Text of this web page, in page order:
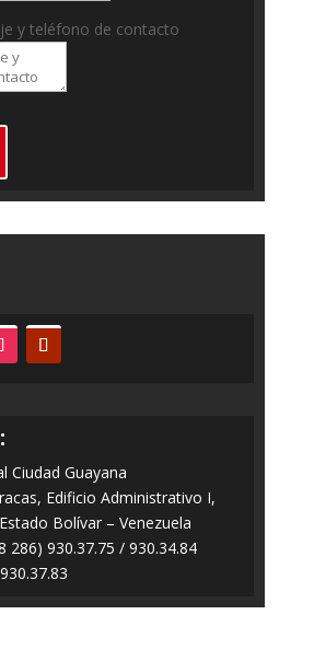
y teléfono de contacto
Ciudad Guayana
Edificio Administrativo I,
Bolívar – Venezuela
286) 930.37.75 / 930.34.84